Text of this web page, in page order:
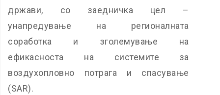
држави, со заедничка цел –
унапредување на регионалната
соработка и зголемување на
ефикасноста на системите за
воздухопловно потрага и спасување
(SAR).